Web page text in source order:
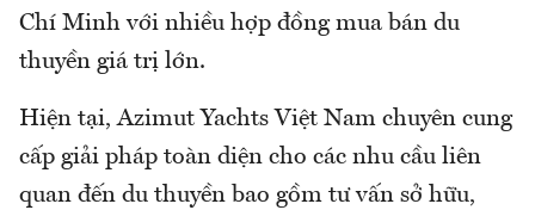
Chí Minh với nhiều hợp đồng mua bán du
thuyền giá trị lớn.
Hiện tại, Azimut Yachts Việt Nam chuyên cung
cấp giải pháp toàn diện cho các nhu cầu liên
quan đến du thuyền bao gồm tư vấn sở hữu,